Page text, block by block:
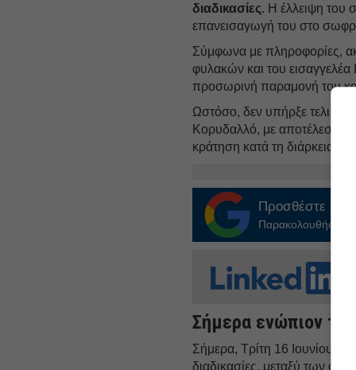
διαδικασίες. Η έλλειψη του
επανεισαγωγή του στο
Σύμφωνα με πληροφορίες,
φυλακών και του
προσωρινή παραμονή του
Ωστόσο, δεν υπήρξε τελική
Κορυδαλλό, με αποτέλεσμα
κράτηση κατά τη διάρκεια της
Προσθέστε το
Παρακολουθήστε
Σήμερα ενώπιον του
Σήμερα, Τρίτη 16 Ιουνίου,
διαδικασίες, μεταξύ των